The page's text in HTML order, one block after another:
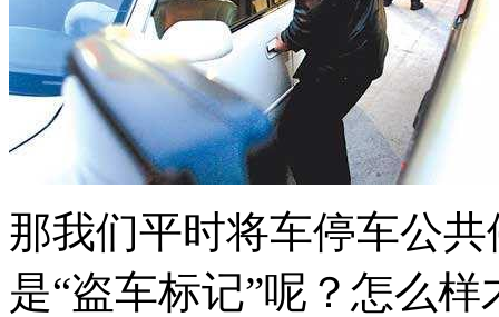
那我们平时将车停车公
是“盗车标记”呢？怎么